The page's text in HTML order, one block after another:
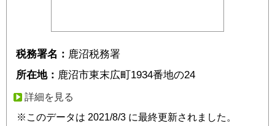
税務署名： 鹿沼税務署
所在地： 鹿沼市東末広町1934番地の24
詳細を見る
※このデータは 2021/8/3 に最終更新されました。